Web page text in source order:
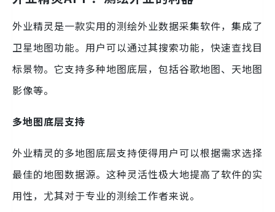
外业精灵是一款实用的测绘外业数据采集软件，集成了
卫星地图功能。用户可以通过其搜索功能，快速查找目
标景物。它支持多种地图底层，包括谷歌地图、天地图
影像等。
多地图底层支持
外业精灵的多地图底层支持使得用户可以根据需求选择
最佳的地图数据源。这种灵活性极大地提高了软件的实
用性，尤其对于专业的测绘工作者来说。